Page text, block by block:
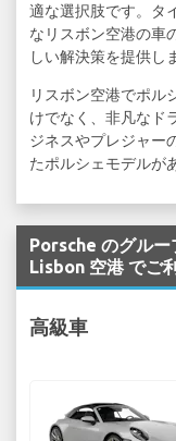
適な選択肢です。タ
なリスボン空港の車
しい解決策を提供し
リスボン空港でポル
けでなく、非凡なド
ジネスやプレジャー
たポルシェモデルが
Porsche のグル
Lisbon 空港 でご
高級車